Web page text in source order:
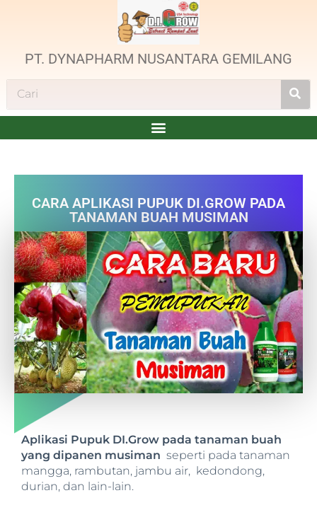
PT. DYNAPHARM NUSANTARA GEMILANG
CARA APLIKASI PUPUK DI.GROW PADA
TANAMAN BUAH MUSIMAN
Aplikasi Pupuk DI.Grow pada tanaman buah
yang dipanen musiman seperti pada tanaman
mangga, rambutan, jambu air, kedondong,
durian, dan lain-lain.